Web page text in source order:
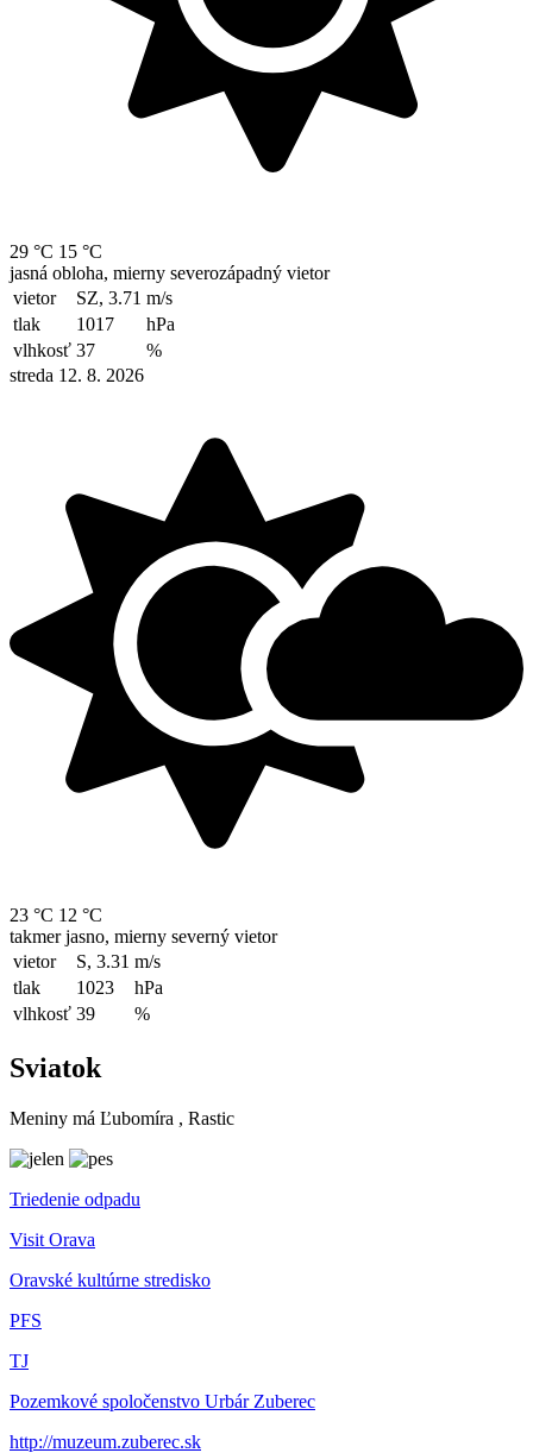
29 °C 15 °C
jasná obloha, mierny severozápadný vietor
vietor
SZ, 3.71 m/s
tlak
1017
hPa
vlhkosť 37
%
streda 12. 8. 2026
23 °C 12 °C
takmer jasno, mierny severný vietor
vietor
S, 3.31 m/s
tlak
1023
hPa
vlhkosť 39 %
Sviatok
Meniny má Ľubomíra , Rastic
Triedenie odpadu
Visit Orava
Oravské kultúrne stredisko
PFS
TJ
Pozemkové spoločenstvo Urbár Zuberec
http://muzeum.zuberec.sk